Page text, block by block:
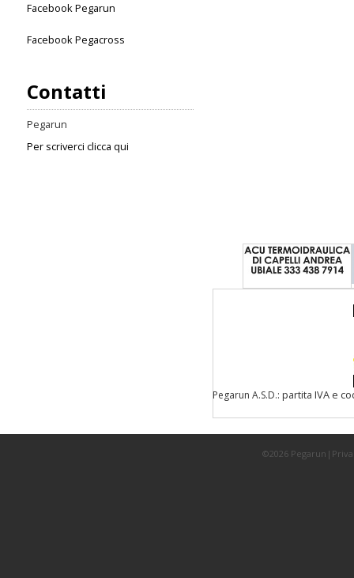
Facebook Pegarun
Facebook Pegacross
Contatti
Pegarun
Per scriverci clicca qui
Pegarun A.S.D.: partita IVA e
©2026 Pegarun|